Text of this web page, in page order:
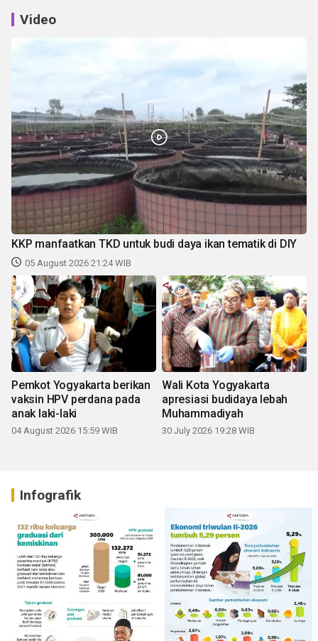
Video
KKP manfaatkan TKD untuk budi daya ikan tematik di DIY
05 August 2026 21:24 WIB
Pemkot Yogyakarta berikan
vaksin HPV perdana pada
anak laki-laki
04 August 2026 15:59 WIB
Wali Kota Yogyakarta
apresiasi budidaya lebah
Muhammadiyah
30 July 2026 19:28 WIB
Infografik